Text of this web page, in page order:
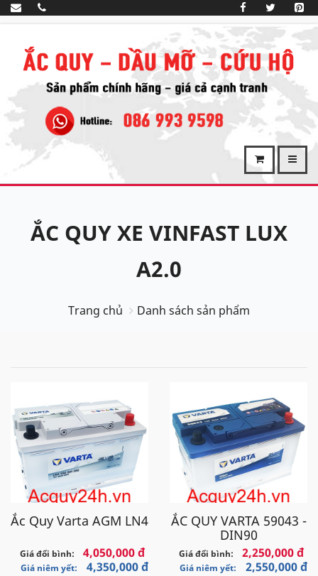
ẮC QUY XE VINFAST LUX
A2.0
Trang chủ Danh sách sản phẩm
Ắc Quy Varta AGM LN4
Giá đổi bình: 4,050,000 đ
Giá niêm yết: 4,350,000 đ
ẮC QUY VARTA 59043 -
DIN90
Giá đổi bình: 2,250,000 đ
Giá niêm yết: 2,550,000 đ